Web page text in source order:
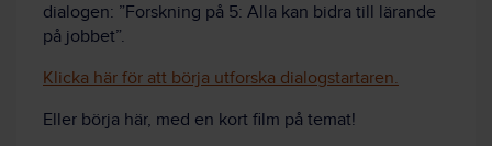
dialogen: ”Forskning på 5: Alla kan bidra till lärande
på jobbet”.
Klicka här för att börja utforska dialogstartaren.
Eller börja här, med en kort film på temat!